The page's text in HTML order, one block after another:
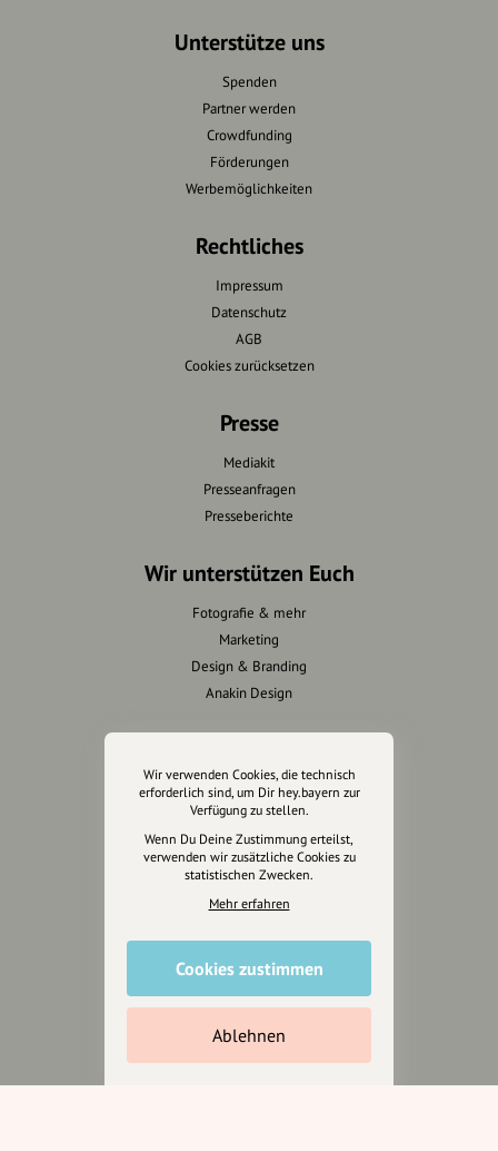
Unterstütze uns
Spenden
Partner werden
Crowdfunding
Förderungen
Werbemöglichkeiten
Rechtliches
Impressum
Datenschutz
AGB
Cookies zurücksetzen
Presse
Mediakit
Presseanfragen
Presseberichte
Wir unterstützen Euch
Fotografie & mehr
Marketing
Design & Branding
Anakin Design
Unterstütze
unsere Plattform
hey.bayern ist ein Projekt von
für alle, die uns besuchen
wollen.
Inhalte vorschlagen
Wir verwenden Cookies, die technisch
erforderlich sind, um Dir hey.bayern zur
Verfügung zu stellen.
Wenn Du Deine Zustimmung erteilst,
verwenden wir zusätzliche Cookies zu
statistischen Zwecken.
Mehr erfahren
Cookies zustimmen
Ablehnen